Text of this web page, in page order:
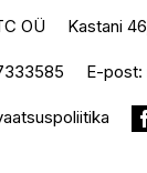
OÜ Kastani
E-post: